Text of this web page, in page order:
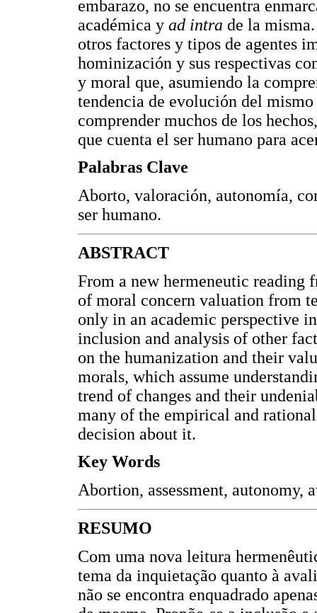
embarazo, no se encuentra
académica y ad intra de la
otros factores y tipos de agentes
hominización y sus respectivas
y moral que, asumiendo la
tendencia de evolución del
comprender muchos de los
que cuenta el ser humano para
Palabras Clave
Aborto, valoración, autonomía,
ser humano.
ABSTRACT
From a new hermeneutic reading
of moral concern valuation from
only in an academic perspective
inclusion and analysis of other
on the humanization and their
morals, which assume
trend of changes and their
many of the empirical and
decision about it.
Key Words
Abortion, assessment, autonomy,
RESUMO
Com uma nova leitura
tema da inquietação quanto à
não se encontra enquadrado